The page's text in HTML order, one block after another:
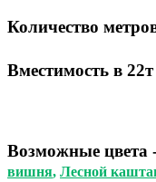
Количество
Вместимость в
Возможные цвета
вишня, Лесной